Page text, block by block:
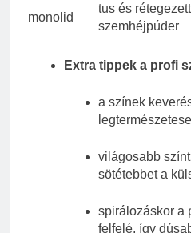
monolid
tus és rétegezett
szemhéjpúder
Extra tippek a profi
a színek
világosabb
sötétebbet a
spirálozáskor a
felfelé, így